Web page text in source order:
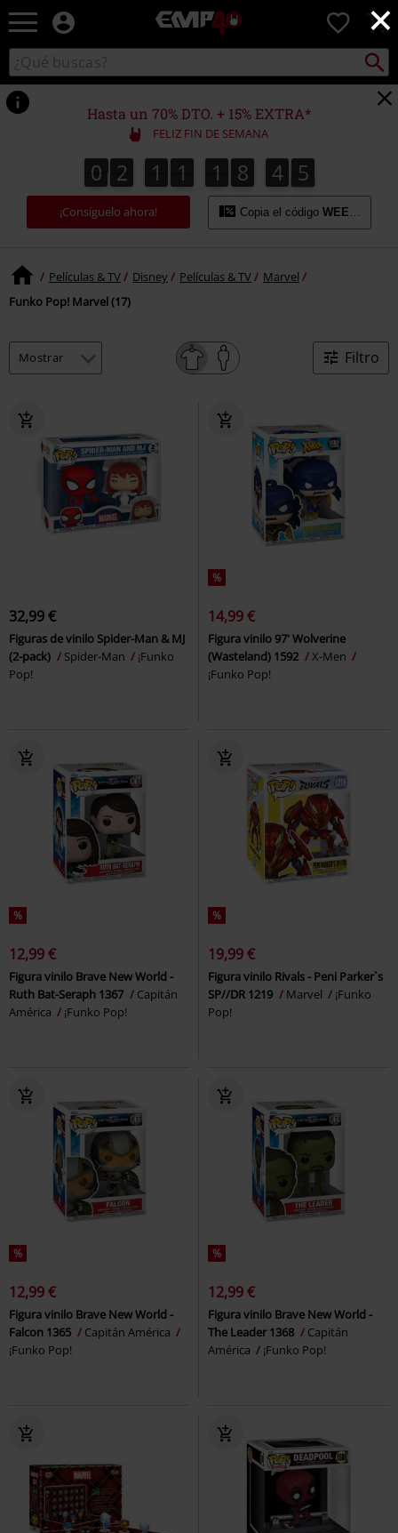
×
EMP
Música,
TV
&
Gaming
Merch
Ropa
Alternativa
0
Buscar
en
el
catálogo
Buscar
Hasta un 70% DTO. + 15% EXTRA*
FELIZ FIN DE SEMANA
0
0 2
2 1
1 1
1 1
1 8
8 4
5
4 4
5
4
6
5
¡Consíguelo ahora! Copia el código WEEKEND
Películas & TV Disney Películas & TV
Marvel
Funko Pop! Marvel (17)
Filtro
32,99 €
Figuras de vinilo Spider-Man & MJ
(2-pack)
Spider-Man
¡Funko
Pop!
%
14,99 €
Figura vinilo 97' Wolverine
(Wasteland) 1592
X-Men
¡Funko Pop!
%
12,99 €
Figura vinilo Brave New World -
Ruth Bat-Seraph 1367
Capitán
América
¡Funko Pop!
%
19,99 €
Figura vinilo Rivals - Peni Parker`s
SP//DR 1219
Marvel
¡Funko
Pop!
%
12,99 €
Figura vinilo Brave New World -
Falcon 1365
Capitán América
¡Funko Pop!
%
12,99 €
Figura vinilo Brave New World -
The Leader 1368
Capitán
América
¡Funko Pop!